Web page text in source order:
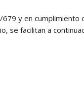
y en
se facilitan a